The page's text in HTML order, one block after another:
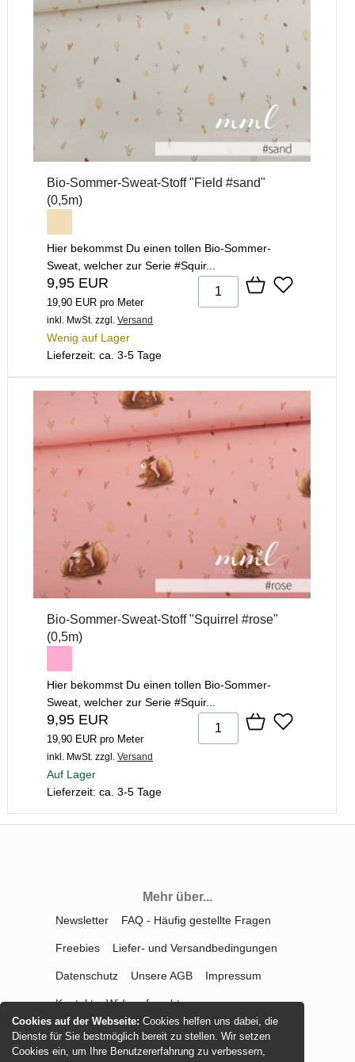
Cookies auf der Webseite:Cookies helfen uns dabei, die
Dienste für Sie bestmöglich bereit zu stellen. Wir setzen
Cookies ein, um Ihre Benutzererfahrung zu verbessern,
Bio-Sommer-Sweat-Stoff "Field #sand"
(0,5m)
Hier bekommst Du einen tollen Bio-Sommer-
Sweat, welcher zur Serie #Squir...
9,95 EUR
19,90 EUR pro Meter
inkl. MwSt. zzgl. Versand
Wenig auf Lager
Lieferzeit: ca. 3-5 Tage
Bio-Sommer-Sweat-Stoff "Squirrel #rose"
(0,5m)
Hier bekommst Du einen tollen Bio-Sommer-
Sweat, welcher zur Serie #Squir...
9,95 EUR
19,90 EUR pro Meter
inkl. MwSt. zzgl. Versand
Auf Lager
Lieferzeit: ca. 3-5 Tage
Mehr über...
Newsletter FAQ - Häufig gestellte Fragen
Freebies Liefer- und Versandbedingungen
Datenschutz Unsere AGB Impressum
Kontakt Widerrufsrecht
Vertrag widerrufen